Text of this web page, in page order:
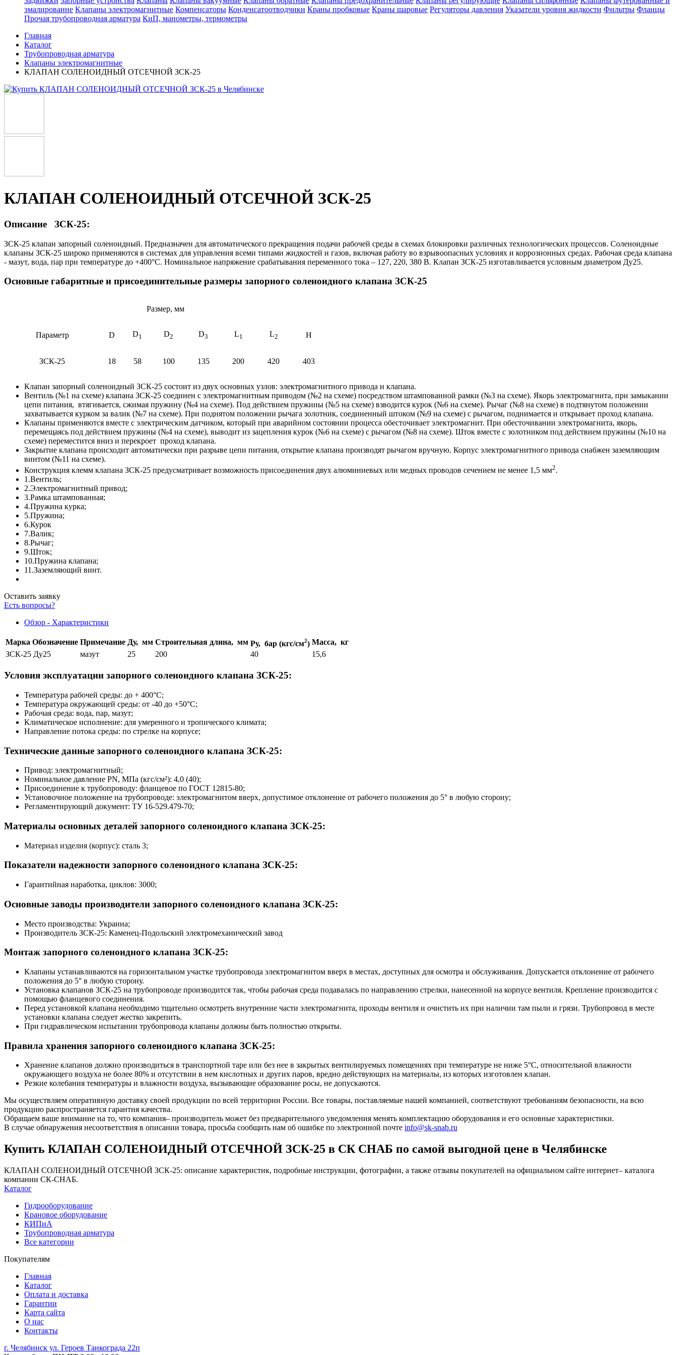
эмалированне Клапаны электромагнитные Компенсаторы Конденсатоотводчики Краны пробковые Краны шаровые Регуляторы давления Указатели уровня жидкости Фильтры Фланцы
Прочая трубопроводная арматура КиП, манометры, термометры
Главная
Каталог
Трубопроводная арматура
Клапаны электромагнитные
КЛАПАН СОЛЕНОИДНЫЙ ОТСЕЧНОЙ ЗСК-25
КЛАПАН СОЛЕНОИДНЫЙ ОТСЕЧНОЙ ЗСК-25
Описание ЗСК-25:
ЗСК-25 клапан запорный соленоидный. Предназначен для автоматического прекращения подачи рабочей среды в схемах блокировки различных технологических процессов. Соленоидные
клапаны ЗСК-25 широко применяются в системах для управления всеми типами жидкостей и газов, включая работу во взрывоопасных условиях и коррозионных средах. Рабочая среда клапана
- мазут, вода, пар при температуре до +400°С. Номинальное напряжение срабатывания переменного тока – 127, 220, 380 В. Клапан ЗСК-25 изготавливается условным диаметром Ду25.
Основные габаритные и присоединительные размеры запорного соленоидного клапана ЗСК-25
Размер, мм
Параметр D D1 D2 D3 L1 L2 H
ЗСК-25 18 58 100 135 200 420 403
Клапан запорный соленоидный ЗСК-25 состоит из двух основных узлов: электромагнитного привода и клапана.
Вентиль (№1 на схеме) клапана ЗСК-25 соединен с электромагнитным приводом (№2 на схеме) посредством штампованной рамки (№3 на схеме). Якорь электромагнита, при замыкании
цепи питания, втягивается, сжимая пружину (№4 на схеме). Под действием пружины (№5 на схеме) взводится курок (№6 на схеме). Рычаг (№8 на схеме) в подтянутом положении
захватывается курком за валик (№7 на схеме). При поднятом положении рычага золотник, соединенный штоком (№9 на схеме) с рычагом, поднимается и открывает проход клапана.
Клапаны применяются вместе с электрическим датчиком, который при аварийном состоянии процесса обесточивает электромагнит. При обесточивании электромагнита, якорь,
перемещаясь под действием пружины (№4 на схеме), выводит из зацепления курок (№6 на схеме) с рычагом (№8 на схеме). Шток вместе с золотником под действием пружины (№10 на
схеме) переместится вниз и перекроет проход клапана.
Закрытие клапана происходит автоматически при разрыве цепи питания, открытие клапана производят рычагом вручную. Корпус электромагнитного привода снабжен заземляющим
винтом (№11 на схеме).
Конструкция клемм клапана ЗСК-25 предусматривает возможность присоединения двух алюминиевых или медных проводов сечением не менее 1,5 мм2.
1.Вентиль;
2.Электромагнитный привод;
3.Рамка штампованная;
4.Пружина курка;
5.Пружина;
6.Курок
7.Валик;
8.Рычаг;
9.Шток;
10.Пружина клапана;
11.Заземляющий винт.
Оставить заявку
Есть вопросы?
Обзор - Характеристики
Марка Обозначение Примечание Ду, мм Строительная длина, мм Ру, бар (кгс/см2) Масса, кг
ЗСК-25 Ду25
мазут 25 200 40 15,6
Условия эксплуатации запорного соленоидного клапана ЗСК-25:
Температура рабочей среды: до + 400°С;
Температура окружающей среды: от -40 до +50°С;
Рабочая среда: вода, пар, мазут;
Климатическое исполнение: для умеренного и тропического климата;
Направление потока среды: по стрелке на корпусе;
Технические данные запорного соленоидного клапана ЗСК-25:
Привод: электромагнитный;
Номинальное давление PN, МПа (кгс/см²): 4,0 (40);
Присоединение к трубопроводу: фланцевое по ГОСТ 12815-80;
Установочное положение на трубопроводе: электромагнитом вверх, допустимое отклонение от рабочего положения до 5° в любую сторону;
Регламентирующий документ: ТУ 16-529.479-70;
Материалы основных деталей запорного соленоидного клапана ЗСК-25:
Материал изделия (корпус): сталь 3;
Показатели надежности запорного соленоидного клапана ЗСК-25:
Гарантийная наработка, циклов: 3000;
Основные заводы производители запорного соленоидного клапана ЗСК-25:
Место производства: Украина;
Производитель ЗСК-25: Каменец-Подольский электромеханический завод
Монтаж запорного соленоидного клапана ЗСК-25:
Клапаны устанавливаются на горизонтальном участке трубопровода электромагнитом вверх в местах, доступных для осмотра и обслуживания. Допускается отклонение от рабочего
положения до 5° в любую сторону.
Установка клапанов ЗСК-25 на трубопроводе производится так, чтобы рабочая среда подавалась по направлению стрелки, нанесенной на корпусе вентиля. Крепление производится с
помощью фланцевого соединения.
Перед установкой клапана необходимо тщательно осмотреть внутренние части электромагнита, проходы вентиля и очистить их при наличии там пыли и грязи. Трубопровод в месте
установки клапана следует жестко закрепить.
При гидравлическом испытании трубопровода клапаны должны быть полностью открыты.
Правила хранения запорного соленоидного клапана ЗСК-25:
Хранение клапанов должно производиться в транспортной таре или без нее в закрытых вентилируемых помещениях при температуре не ниже 5°С, относительной влажности
окружающего воздуха не более 80% и отсутствии в нем кислотных и других паров, вредно действующих на материалы, из которых изготовлен клапан.
Резкие колебания температуры и влажности воздуха, вызывающие образование росы, не допускаются.
Мы осуществляем оперативную доставку своей продукции по всей территории России. Все товары, поставляемые нашей компанией, соответствуют требованиям безопасности, на всю
продукцию распространяется гарантия качества.
Обращаем ваше внимание на то, что компания– производитель может без предварительного уведомления менять комплектацию оборудования и его основные характеристики.
В случае обнаружения несоответствия в описании товара, просьба сообщить нам об ошибке по электронной почте info@sk-snab.ru
Купить КЛАПАН СОЛЕНОИДНЫЙ ОТСЕЧНОЙ ЗСК-25 в СК СНАБ по самой выгодной цене в Челябинске
КЛАПАН СОЛЕНОИДНЫЙ ОТСЕЧНОЙ ЗСК-25: описание характеристик, подробные инструкции, фотографии, а также отзывы покупателей на официальном сайте интернет– каталога
компании СК-СНАБ.
Каталог
Гидрооборудование
Крановое оборудование
КИПиА
Трубопроводная арматура
Все категории
Покупателям
Главная
Каталог
Оплата и доставка
Гарантии
Карта сайта
О нас
Контакты
г. Челябинск ул. Героев Танкограда 22п